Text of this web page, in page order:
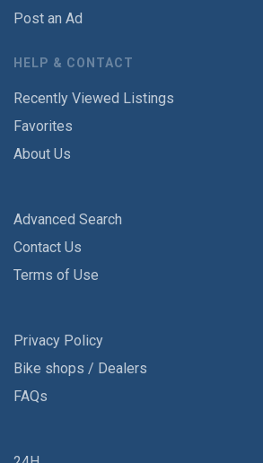
Post an Ad
HELP & CONTACT
Recently Viewed Listings
Favorites
About Us
Advanced Search
Contact Us
Terms of Use
Privacy Policy
Bike shops / Dealers
FAQs